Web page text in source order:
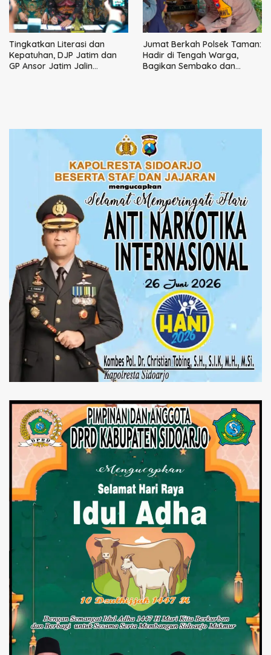
Tingkatkan Literasi dan
Kepatuhan, DJP Jatim dan
GP Ansor Jatim Jalin
Jumat Berkah Polsek Taman:
Hadir di Tengah Warga,
Bagikan Sembako dan